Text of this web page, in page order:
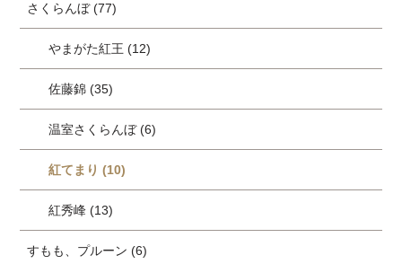
さくらんぼ (77)
やまがた紅王 (12)
佐藤錦 (35)
温室さくらんぼ (6)
紅てまり (10)
紅秀峰 (13)
すもも、プルーン (6)